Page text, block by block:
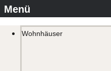
Wohnhäuser